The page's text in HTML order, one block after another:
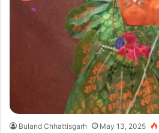
Buland Chhattisgarh May 13, 2025